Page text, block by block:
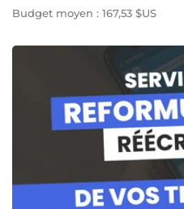
Budget moyen : 167,53 $US